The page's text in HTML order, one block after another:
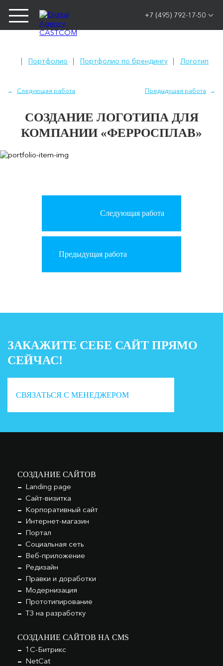
+7 (495) 792-17-50
Портфолио Портфолио по брендингу Логотип
Следующая работа Предыдущая работа
СОЗДАНИЕ ЛОГОТИПА ДЛЯ
КОМПАНИИ «ФЕРРОСПЛАВ»
Следующая работа
Предыдущая работа
ЗАКАЖИТЕ СЕБЕ САЙТ ПРЯМО
СЕЙЧАС!
СВЯЗАТЬСЯ С МЕНЕДЖЕРОМ
СОЗДАНИЕ САЙТОВ
Landing page
Сайт-визитка
Корпоративный сайт
Интернет-магазин
Портал
Социальная сеть
Веб-приложение
Редизайн
Правки и доработки
Модернизация
Прототипирование
ТЗ на разработку
СОЗДАНИЕ САЙТОВ НА CMS
1С-Битрикс
NetCat